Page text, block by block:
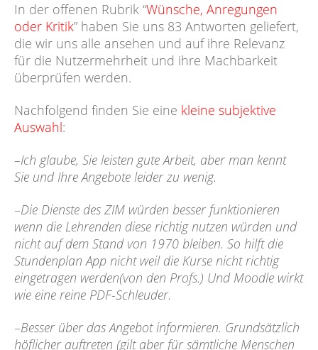
In der offenen Rubrik “Wünsche, Anregungen
oder Kritik” haben Sie uns 83 Antworten geliefert,
die wir uns alle ansehen und auf ihre Relevanz
für die Nutzermehrheit und ihre Machbarkeit
überprüfen werden.
Nachfolgend finden Sie eine kleine subjektive
Auswahl:
–Ich glaube, Sie leisten gute Arbeit, aber man kennt
Sie und Ihre Angebote leider zu wenig.
–Die Dienste des ZIM würden besser funktionieren
wenn die Lehrenden diese richtig nutzen würden und
nicht auf dem Stand von 1970 bleiben. So hilft die
Stundenplan App nicht weil die Kurse nicht richtig
eingetragen werden(von den Profs.) Und Moodle wirkt
wie eine reine PDF-Schleuder.
–Besser über das Angebot informieren. Grundsätzlich
höflicher auftreten (gilt aber für sämtliche Menschen